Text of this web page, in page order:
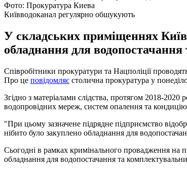
Фото: Прокуратура Киева
Київводоканал регулярно обшукують
У складських приміщеннях
обладнання для
Співробітники прокуратури та Нацполіції
Про це повідомляє столична прокуратура у
Згідно з матеріалами слідства, протягом 2018-
водопровідних мереж, систем опалення та
"При цьому зазначене підрядне підприємство
нібито було закуплено обладнання для
Сьогодні в рамках кримінального провадження на
обладнання для водопостачання та